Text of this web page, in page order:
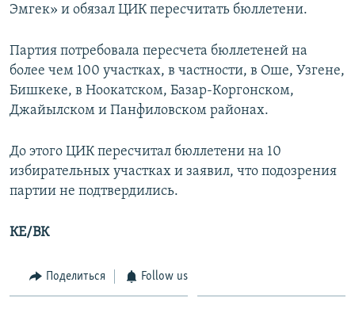
Эмгек» и обязал ЦИК пересчитать бюллетени.
Партия потребовала пересчета бюллетеней на
более чем 100 участках, в частности, в Оше, Узгене,
Бишкеке, в Ноокатском, Базар-Коргонском,
Джайылском и Панфиловском районах.
До этого ЦИК пересчитал бюллетени на 10
избирательных участках и заявил, что подозрения
партии не подтвердились.
КЕ/ВК
Поделиться Follow us